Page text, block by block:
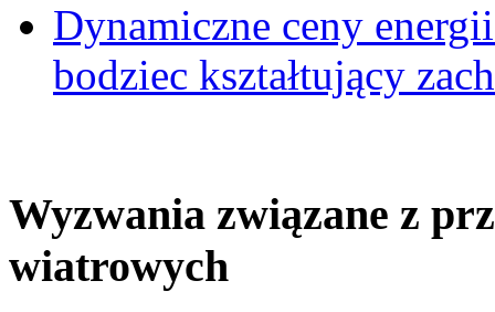
Dynamiczne ceny
bodziec kształtujący
Wyzwania związane z
wiatrowych